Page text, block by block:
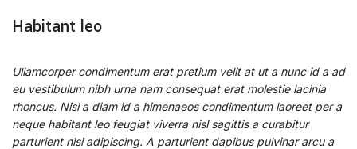
Habitant leo
Ullamcorper condimentum erat pretium velit at ut a nunc id a ad
eu vestibulum nibh urna nam consequat erat molestie lacinia
rhoncus. Nisi a diam id a himenaeos condimentum laoreet per a
neque habitant leo feugiat viverra nisl sagittis a curabitur
parturient nisi adipiscing. A parturient dapibus pulvinar arcu a